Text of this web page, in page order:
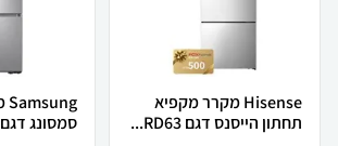
Hisense מקרר מקפיא
תחתון הייסנס דגם RD63...
סמסונג דגם RF60C701...